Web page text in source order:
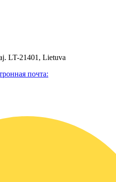
LT-21401, Lietuva
почта: